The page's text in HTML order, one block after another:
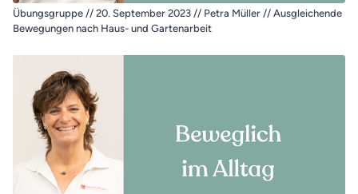
Übungsgruppe // 20. September 2023 // Petra Müller // Ausgleichende
Bewegungen nach Haus- und Gartenarbeit